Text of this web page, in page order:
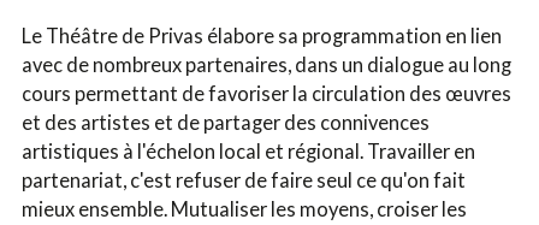
Le Théâtre de Privas élabore sa programmation en lien
avec de nombreux partenaires, dans un dialogue au long
cours permettant de favoriser la circulation des œuvres
et des artistes et de partager des connivences
artistiques à l'échelon local et régional. Travailler en
partenariat, c'est refuser de faire seul ce qu'on fait
mieux ensemble. Mutualiser les moyens, croiser les